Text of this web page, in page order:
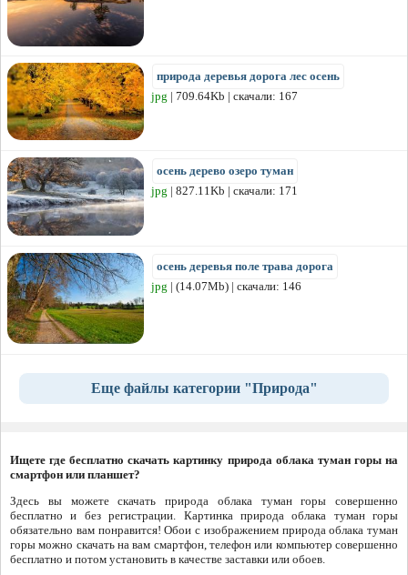
природа деревья дорога лес осень
jpg | 709.64Kb | скачали: 167
осень дерево озеро туман
jpg | 827.11Kb | скачали: 171
осень деревья поле трава дорога
jpg | (14.07Mb) | скачали: 146
Еще файлы категории "Природа"
Ищете где бесплатно скачать картинку природа облака туман горы на
смартфон или планшет?
Здесь вы можете скачать природа облака туман горы совершенно
бесплатно и без регистрации. Картинка природа облака туман горы
обязательно вам понравится! Обои с изображением природа облака туман
горы можно скачать на вам смартфон, телефон или компьютер совершенно
бесплатно и потом установить в качестве заставки или обоев.